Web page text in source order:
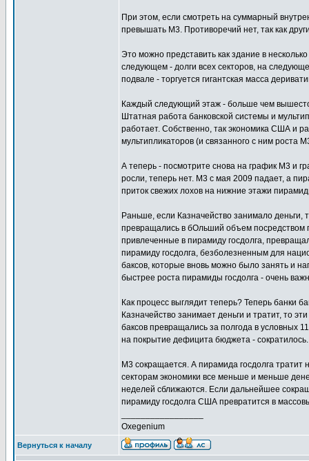
При этом, если смотреть на суммарный
превышать M3. Противоречий нет, так как
Это можно представить как здание в
следующем - долги всех секторов, на
подвале - торгуется гигантская масса
Каждый следующий этаж - больше чем
Штатная работа банковской системы и
работает. Собственно, так экономика США и
мультипликаторов (и связанного с ним роста
А теперь - посмотрите снова на график M3 и
росли, теперь нет. М3 с мая 2009 падает, а
приток свежих лохов на нижние этажи
Раньше, если Казначейство занимало деньги,
превращались в бОльший объем посредством
привлеченные в пирамиду госдолга,
пирамиду госдолга, безболезненным для
баксов, которые вновь можно было занять и
быстрее роста пирамиды госдолга - очень
Как процесс выглядит теперь? Теперь банки
Казначейство занимает деньги и тратит, то
баксов превращались за полгода в условных
на покрытие дефицита бюджета - сократилось.
М3 сокращается. А пирамида госдолга
секторам экономики все меньше и меньше
неделей сближаются. Если дальнейшее
пирамиду госдолга США превратится в
Oxegenium
Вернуться к началу